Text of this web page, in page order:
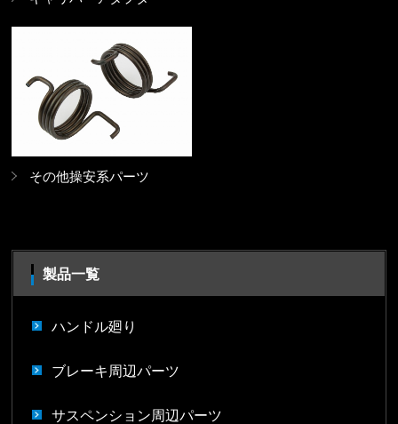
その他操安系パーツ
製品一覧
ハンドル廻り
ブレーキ周辺パーツ
サスペンション周辺パーツ